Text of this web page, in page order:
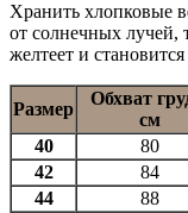
Хранить хлопковые
от солнечных лучей,
желтеет и
Размер
Обхват
см
40
80
42
84
44
88